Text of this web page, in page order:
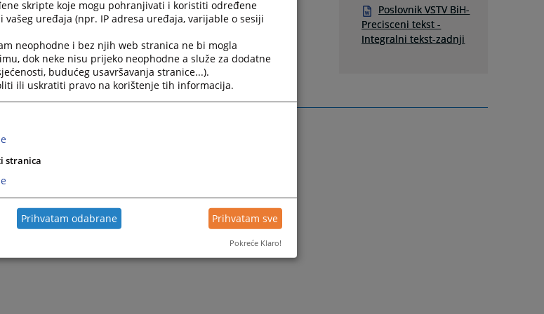
Hercegovine.
Poslovnika dostupan je na linku desno.
Poslovnik VSTV BiH-
Precisceni tekst -
Integralni tekst-zadnji
skripte koje mogu pohranjivati i koristiti određene
uređaja (npr. IP adresa uređaja, varijable o sesiji
neophodne i bez njih web stranica ne bi mogla
dok neke nisu prijeko neophodne a služe za dodatne
budućeg usavršavanja stranice...).
ili uskratiti pravo na korištenje tih informacija.
stranica
Prihvatam odabrane Prihvatam sve
Pokreće Klaro!